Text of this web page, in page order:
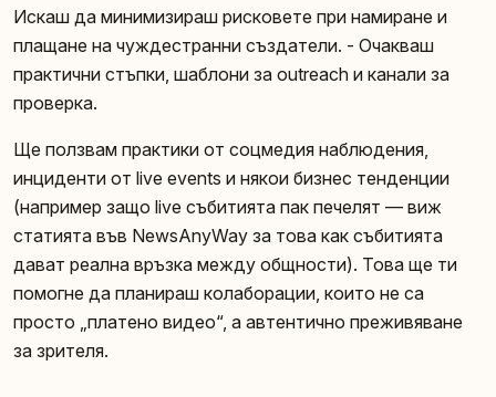
Искаш да минимизираш рисковете при намиране и
плащане на чуждестранни създатели. - Очакваш
практични стъпки, шаблони за outreach и канали за
проверка.
Ще ползвам практики от соцмедия наблюдения,
инциденти от live events и някои бизнес тенденции
(например защо live събитията пак печелят — виж
статията във NewsAnyWay за това как събитията
дават реална връзка между общности). Това ще ти
помогне да планираш колаборации, които не са
просто „платено видео“, а автентично преживяване
за зрителя.